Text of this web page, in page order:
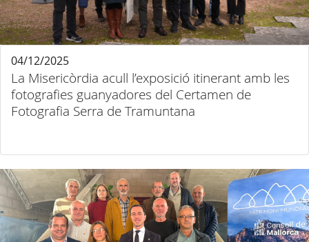
La Misericòrdia acull l’exposició itinerant amb les
fotografies guanyadores del Certamen de
Fotografia Serra de Tramuntana
04/12/2025